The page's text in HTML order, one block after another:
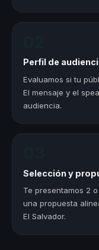
Perfil de
Evaluamos si tu
El mensaje y el
audiencia.
Selección y
Te presentamos 2
una propuesta
El Salvador.